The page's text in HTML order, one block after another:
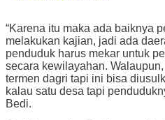
“Karena itu maka ada baiknya
melakukan kajian, jadi ada
penduduk harus mekar untuk
secara kewilayahan.
termen dagri tapi ini bisa
kalau satu desa tapi
Bedi.